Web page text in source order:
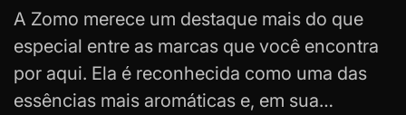
A Zomo merece um destaque mais do que
especial entre as marcas que você encontra
por aqui. Ela é reconhecida como uma das
essências mais aromáticas e, em sua